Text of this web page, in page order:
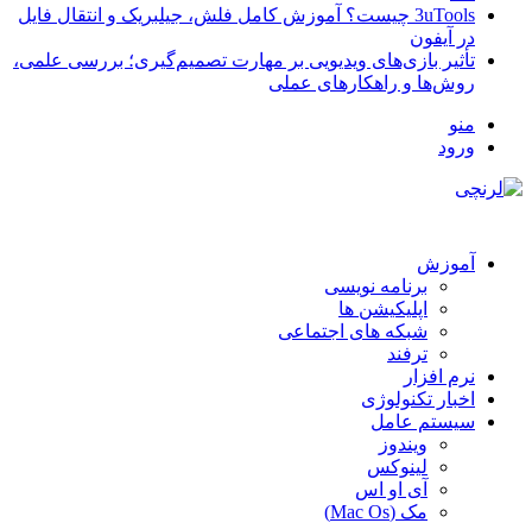
3uTools چیست؟ آموزش کامل فلش، جیلبریک و انتقال فایل
در آیفون
تأثیر بازی‌های ویدیویی بر مهارت تصمیم‌گیری؛ بررسی علمی،
روش‌ها و راهکارهای عملی
منو
ورود
آموزش
برنامه نویسی
اپلیکیشن ها
شبکه های اجتماعی
ترفند
نرم افزار
اخبار تکنولوژی
سیستم عامل
ویندوز
لینوکس
آی او اس
مک (Mac Os)